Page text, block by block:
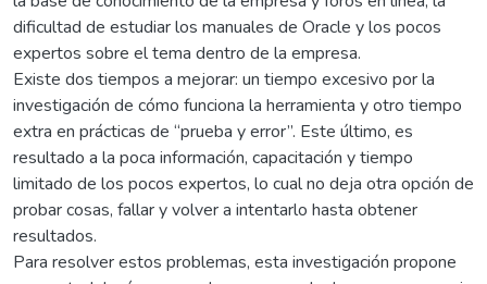
dificultad de estudiar los manuales de Oracle y los pocos
expertos sobre el tema dentro de la empresa.
Existe dos tiempos a mejorar: un tiempo excesivo por la
investigación de cómo funciona la herramienta y otro tiempo
extra en prácticas de “prueba y error”. Este último, es
resultado a la poca información, capacitación y tiempo
limitado de los pocos expertos, lo cual no deja otra opción de
probar cosas, fallar y volver a intentarlo hasta obtener
resultados.
Para resolver estos problemas, esta investigación propone